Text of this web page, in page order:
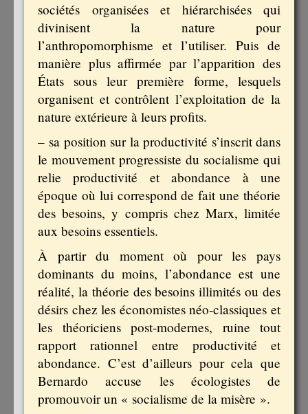
sociétés organisées et hiérarchisées qui
divinisent la nature pour
l’anthropomorphisme et l’utiliser. Puis de
manière plus affirmée par l’apparition des
États sous leur première forme, lesquels
organisent et contrôlent l’exploitation de la
nature extérieure à leurs profits.
– sa position sur la productivité s’inscrit dans
le mouvement progressiste du socialisme qui
relie productivité et abondance à une
époque où lui correspond de fait une théorie
des besoins, y compris chez Marx, limitée
aux besoins essentiels.
À partir du moment où pour les pays
dominants du moins, l’abondance est une
réalité, la théorie des besoins illimités ou des
désirs chez les économistes néo-classiques et
les théoriciens post-modernes, ruine tout
rapport rationnel entre productivité et
abondance. C’est d’ailleurs pour cela que
Bernardo accuse les écologistes de
promouvoir un « socialisme de la misère ».